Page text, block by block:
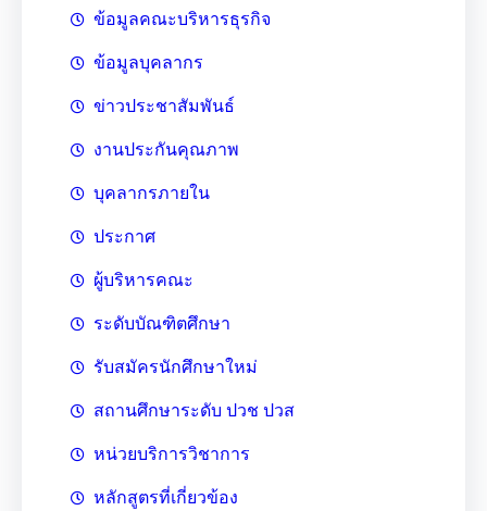
ข้อมูลคณะบริหารธุรกิจ
ข้อมูลบุคลากร
ข่าวประชาสัมพันธ์
งานประกันคุณภาพ
บุคลากรภายใน
ประกาศ
ผู้บริหารคณะ
ระดับบัณฑิตศึกษา
รับสมัครนักศึกษาใหม่
สถานศึกษาระดับ ปวช ปวส
หน่วยบริการวิชาการ
หลักสูตรที่เกี่ยวข้อง